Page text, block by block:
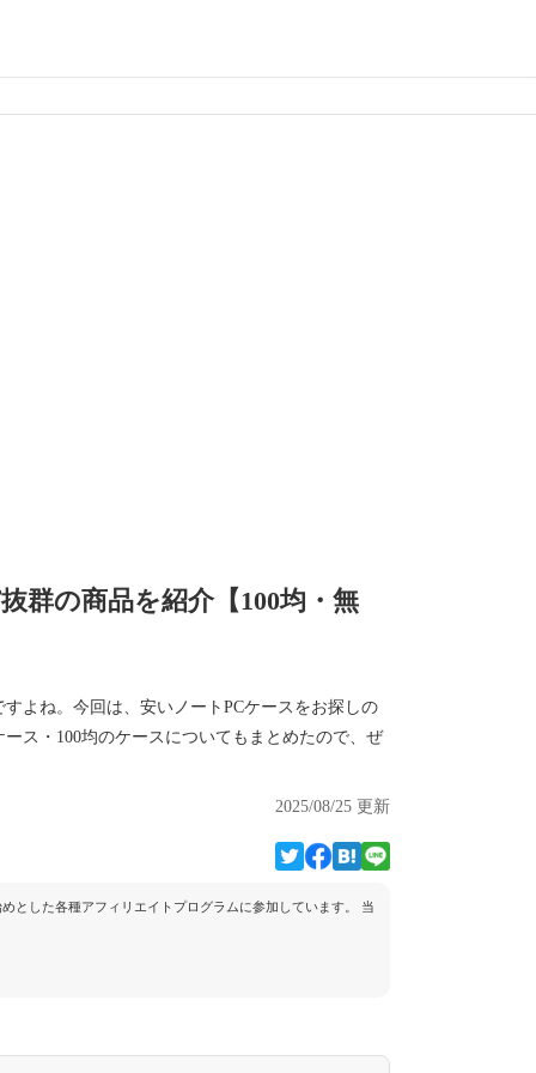
群の商品を紹介【100均・無
よね。今回は、安いノートPCケースをお探しの
ス・100均のケースについてもまとめたので、ぜ
2025/08/25 更新
とした各種アフィリエイトプログラムに参加しています。 当